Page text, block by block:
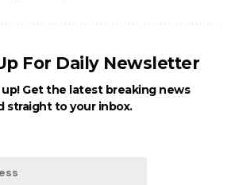
For Daily Newsletter
Get the latest breaking news
straight to your inbox.